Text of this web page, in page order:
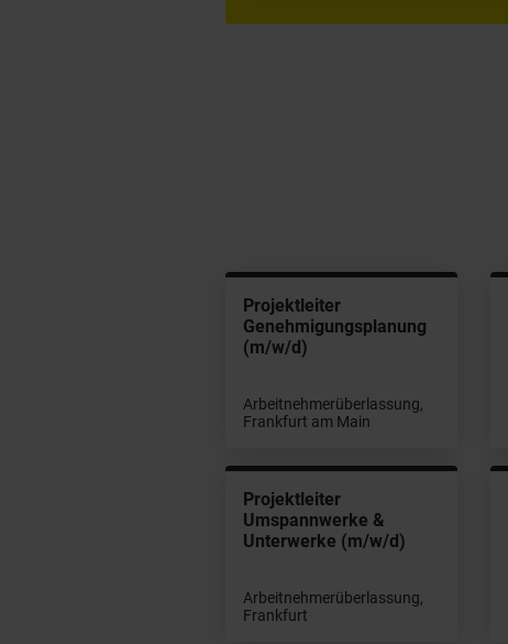
Projektleiter
Genehmigungsplanung
(m/w/d)
Arbeitnehmerüberlassung,
Frankfurt am Main
Projektleiter
Umspannwerke &
Unterwerke (m/w/d)
Arbeitnehmerüberlassung,
Frankfurt